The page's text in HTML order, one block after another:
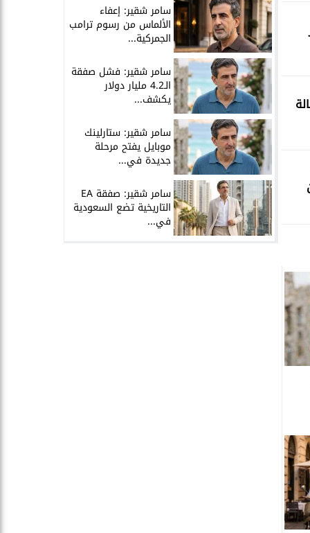
سامر شقير: إعفاء
الألماس من رسوم ترامب
الجمركية...
سامر شقير: فشل صفقة
الـ4.2 مليار دولار
يكشف...
سامر شقير: ستارلينك
موبايل يفتح مرحلة
جديدة في...
سامر شقير: صفقة EA
التاريخية تضع السعودية
في...